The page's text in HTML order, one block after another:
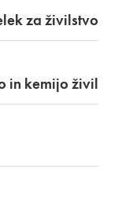
za živilstvo
in kemijo živil